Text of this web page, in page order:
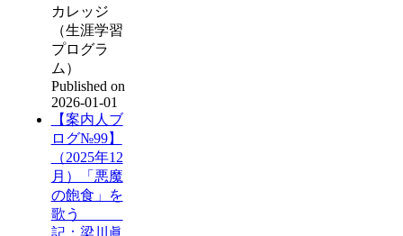
カレッジ
（生涯学習
プログラ
ム）
Published on
2026-01-01
【案内人ブ
ログ№99】
（2025年12
月）「悪魔
の飽食」を
歌う
記：梁川眞